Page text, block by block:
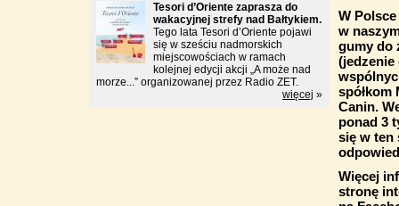
W
w
gumy do
(jedzenie
spółkom
Canin.
ponad 3
się w ten
Więcej
stronę
Tesori d’Oriente zaprasza do
wakacyjnej strefy nad Bałtykiem.
Tego lata Tesori d’Oriente pojawi
się w sześciu nadmorskich
miejscowościach w ramach
kolejnej edycji akcji „A może nad
morze...” organizowanej przez Radio ZET.
więcej »